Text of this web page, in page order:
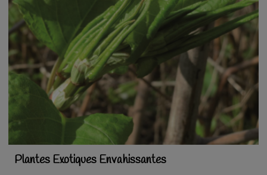
Plantes Exotiques Envahissantes